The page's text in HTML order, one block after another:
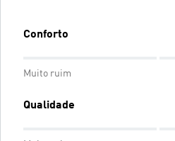
Conforto
Muito ruim
Qualidade